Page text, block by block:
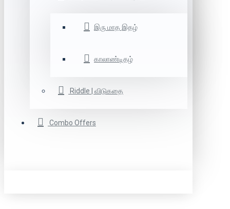
இரு மாத இதழ்
காலாண்டிதழ்
Riddle | விடுகதை
Combo Offers